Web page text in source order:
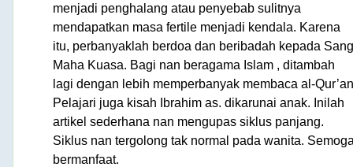
menjadi penghalang atau penyebab sulitnya
mendapatkan masa fertile menjadi kendala. Karena
itu, perbanyaklah berdoa dan beribadah kepada Sang
Maha Kuasa. Bagi nan beragama Islam , ditambah
lagi dengan lebih memperbanyak membaca al-
Pelajari juga kisah Ibrahim as. dikarunai anak. Inilah
artikel sederhana nan mengupas siklus panjang.
Siklus nan tergolong tak normal pada wanita.
bermanfaat.